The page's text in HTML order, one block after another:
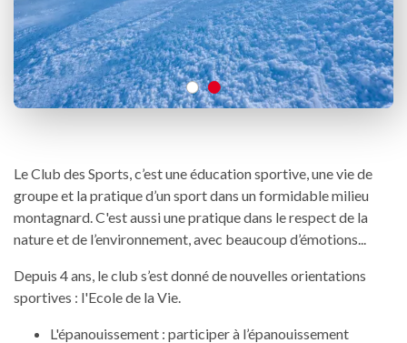
Le Club des Sports, c’est une éducation sportive, une vie de
groupe et la pratique d’un sport dans un formidable milieu
montagnard. C'est aussi une pratique dans le respect de la
nature et de l’environnement, avec beaucoup d’émotions...
Depuis 4 ans, le club s’est donné de nouvelles orientations
sportives : l'Ecole de la Vie.
L'épanouissement : participer à l’épanouissement